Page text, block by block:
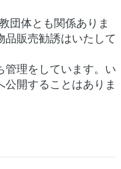
団体とも関係ありま
販売勧誘はいたして
理をしています。い
開することはありま